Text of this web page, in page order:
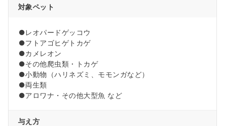
対象ペット
●レオパードゲッコウ
●フトアゴヒゲトカゲ
●カメレオン
●その他爬虫類・トカゲ
●小動物（ハリネズミ、モモンガなど）
●両生類
●アロワナ・その他大型魚 など
与え方